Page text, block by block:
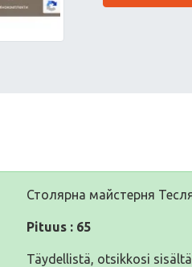
Столярна майстерня
Pituus : 65
Täydellistä, otsikkosi